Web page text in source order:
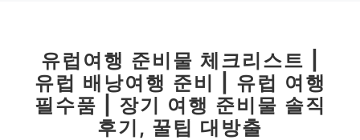
유럽여행 준비물 체크리스트 |
유럽 배낭여행 준비 | 유럽 여행
필수품 | 장기 여행 준비물 솔직
후기, 꿀팁 대방출